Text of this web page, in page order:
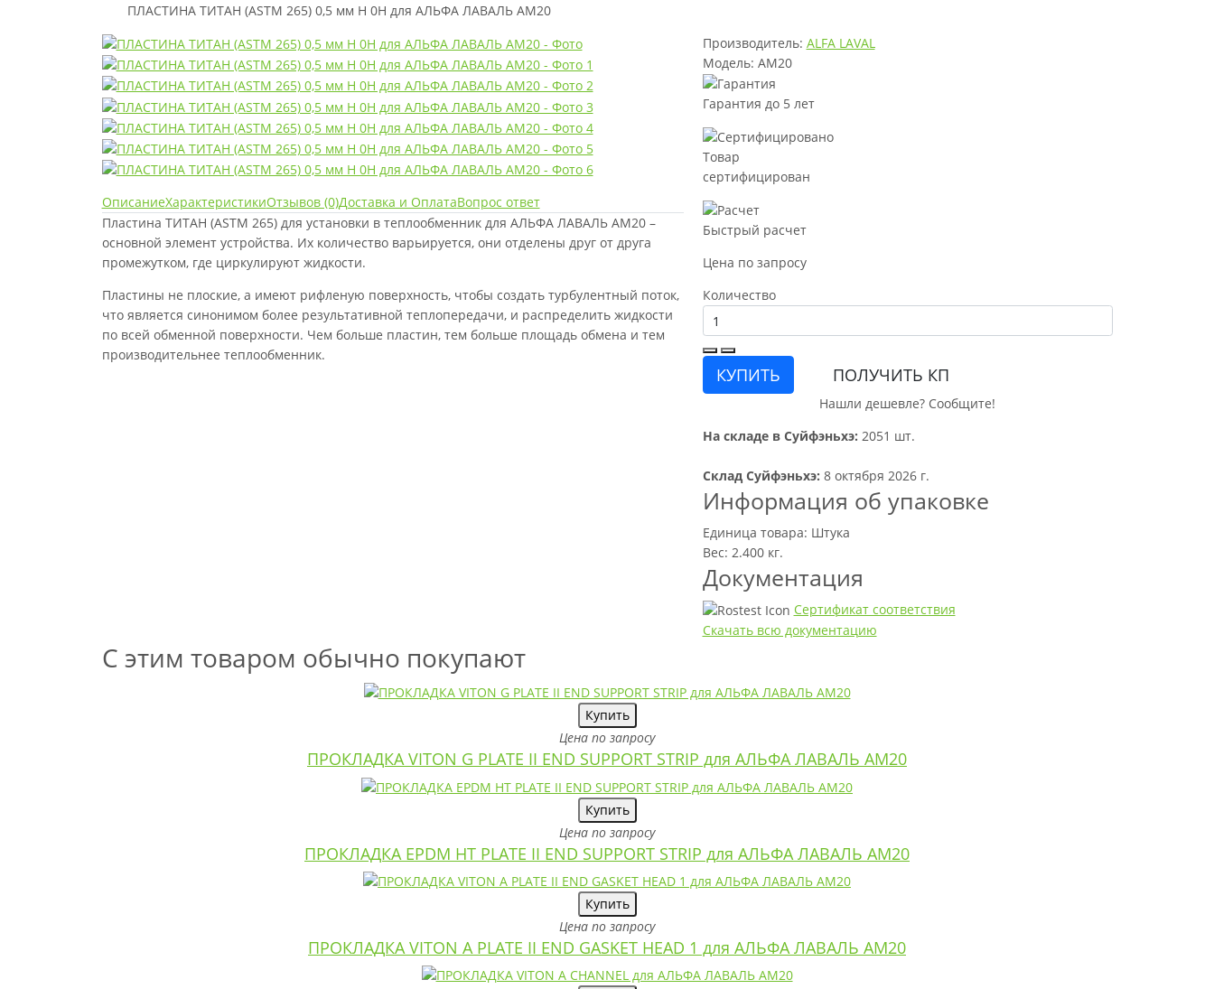
ПЛАСТИНА ТИТАН (ASTM 265) 0,5 мм H 0H для АЛЬФА ЛАВАЛЬ AM20
ОписаниеХарактеристикиОтзывов (0)Доставка и ОплатаВопрос ответ
Пластина ТИТАН (ASTM 265) для установки в теплообменник для АЛЬФА ЛАВАЛЬ AM20 –
основной элемент устройства. Их количество варьируется, они отделены друг от друга
промежутком, где циркулируют жидкости.
Пластины не плоские, а имеют рифленую поверхность, чтобы создать турбулентный поток,
что является синонимом более результативной теплопередачи, и распределить жидкости
по всей обменной поверхности. Чем больше пластин, тем больше площадь обмена и тем
производительнее теплообменник.
Производитель: ALFA LAVAL
Модель: AM20
Гарантия до 5 лет
Товар
сертифицирован
Быстрый расчет
Цена по запросу
Количество
КУПИТЬ ПОЛУЧИТЬ КП
Нашли дешевле? Сообщите!
На складе в Суйфэньхэ: 2051 шт.
Склад Суйфэньхэ: 8 октября 2026 г.
Информация об упаковке
Единица товара: Штука
Вес: 2.400 кг.
Документация
Сертификат соответствия
Скачать всю документацию
С этим товаром обычно покупают
Купить
Цена по запросу
ПРОКЛАДКА VITON G PLATE II END SUPPORT STRIP для АЛЬФА ЛАВАЛЬ AM20
Купить
Цена по запросу
ПРОКЛАДКА EPDM HT PLATE II END SUPPORT STRIP для АЛЬФА ЛАВАЛЬ AM20
Купить
Цена по запросу
ПРОКЛАДКА VITON A PLATE II END GASKET HEAD 1 для АЛЬФА ЛАВАЛЬ AM20